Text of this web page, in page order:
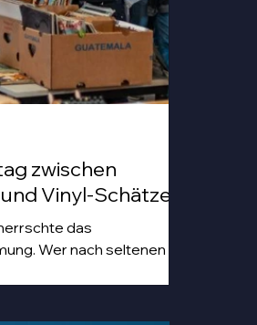
zwischen
Vinyl-Schätzen
das
Wer nach seltenen
Troja kennt. Von